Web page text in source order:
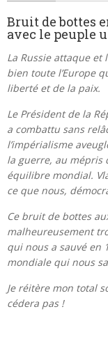
Bruit de bottes
avec le peuple
La Russie attaque et
bien toute l’Europe
liberté et de la paix.
Le Président de la
a combattu sans
l’impérialisme
la guerre, au
équilibre mondial.
ce que nous,
Ce bruit de bottes
malheureusement
qui nous a sauvé en
mondiale qui nous
Je réitère mon total
cédera pas !